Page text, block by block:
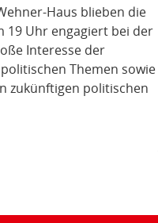
Haus blieben die
19 Uhr engagiert bei der
Interesse der
Themen sowie
zukünftigen politischen